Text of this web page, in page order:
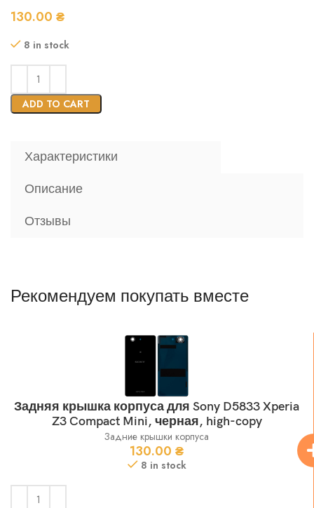
130.00 ₴
8 in stock
ADD TO CART
Характеристики
Описание
Отзывы
Рекомендуем покупать вместе
Задняя крышка корпуса для Sony D5833 Xperia
Z3 Compact Mini, черная, high-copy
Задние крышки корпуса
130.00 ₴
8 in stock